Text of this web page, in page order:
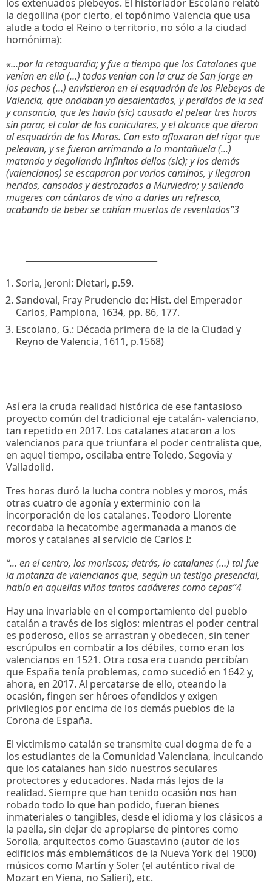
los extenuados plebeyos. El historiador Escolano relató
la degollina (por cierto, el topónimo Valencia que usa
alude a todo el Reino o territorio, no sólo a la ciudad
homónima):
«...por la retaguardia; y fue a tiempo que los Catalanes que
venían en ella (…) todos venían con la cruz de San Jorge en
los pechos (…) envistieron en el esquadrón de los Plebeyos de
Valencia, que andaban ya desalentados, y perdidos de la sed
y cansancio, que les havia (sic) causado el pelear tres horas
sin parar, el calor de los caniculares, y el alcance que dieron
al esquadrón de los Moros. Con esto afloxaron del rigor que
peleavan, y se fueron arrimando a la montañuela (...)
matando y degollando infinitos dellos (sic); y los demás
(valencianos) se escaparon por varios caminos, y llegaron
heridos, cansados y destrozados a Murviedro; y saliendo
mugeres con cántaros de vino a darles un refresco,
acabando de beber se cahían muertos de reventados”3
Soria, Jeroni: Dietari, p.59.
Sandoval, Fray Prudencio de: Hist. del Emperador
Carlos, Pamplona, 1634, pp. 86, 177.
Escolano, G.: Década primera de la de la Ciudad y
Reyno de Valencia, 1611, p.1568)
Así era la cruda realidad histórica de ese fantasioso
proyecto común del tradicional eje catalán- valenciano,
tan repetido en 2017. Los catalanes atacaron a los
valencianos para que triunfara el poder centralista que,
en aquel tiempo, oscilaba entre Toledo, Segovia y
Valladolid.
Tres horas duró la lucha contra nobles y moros, más
otras cuatro de agonía y exterminio con la
incorporación de los catalanes. Teodoro Llorente
recordaba la hecatombe agermanada a manos de
moros y catalanes al servicio de Carlos I:
“... en el centro, los moriscos; detrás, lo catalanes (…) tal fue
la matanza de valencianos que, según un testigo presencial,
había en aquellas viñas tantos cadáveres como cepas”4
Hay una invariable en el comportamiento del pueblo
catalán a través de los siglos: mientras el poder central
es poderoso, ellos se arrastran y obedecen, sin tener
escrúpulos en combatir a los débiles, como eran los
valencianos en 1521. Otra cosa era cuando percibían
que España tenía problemas, como sucedió en 1642 y,
ahora, en 2017. Al percatarse de ello, oteando la
ocasión, fingen ser héroes ofendidos y exigen
privilegios por encima de los demás pueblos de la
Corona de España.
El victimismo catalán se transmite cual dogma de fe a
los estudiantes de la Comunidad Valenciana, inculcando
que los catalanes han sido nuestros seculares
protectores y educadores. Nada más lejos de la
realidad. Siempre que han tenido ocasión nos han
robado todo lo que han podido, fueran bienes
inmateriales o tangibles, desde el idioma y los clásicos a
la paella, sin dejar de apropiarse de pintores como
Sorolla, arquitectos como Guastavino (autor de los
edificios más emblemáticos de la Nueva York del 1900)
músicos como Martín y Soler (el auténtico rival de
Mozart en Viena, no Salieri), etc.